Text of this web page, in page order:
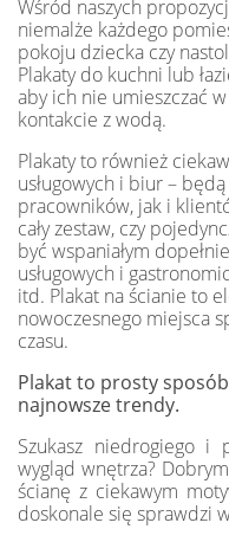
Wśród naszych
niemalże każdego
pokoju dziecka czy
Plakaty do kuchni lub
aby ich nie umieszczać
kontakcie z wodą.
Plakaty to również
usługowych i biur –
pracowników, jak i
cały zestaw, czy
być wspaniałym
usługowych i
itd. Plakat na ścianie to
nowoczesnego miejsca
czasu.
Plakat to prosty
najnowsze trendy.
Szukasz niedrogiego i
wygląd wnętrza?
ścianę z ciekawym
doskonale się sprawdzi